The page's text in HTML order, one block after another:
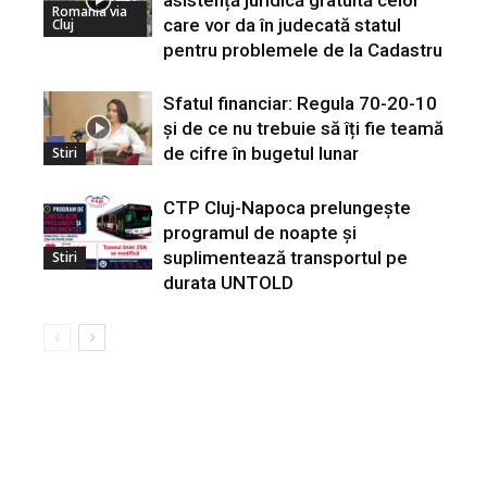
Romania via
Cluj
care vor da în judecată statul
pentru problemele de la Cadastru
Stiri
Sfatul financiar: Regula 70-20-10
și de ce nu trebuie să îți fie teamă
de cifre în bugetul lunar
Stiri
CTP Cluj-Napoca prelungește
programul de noapte și
suplimentează transportul pe
durata UNTOLD